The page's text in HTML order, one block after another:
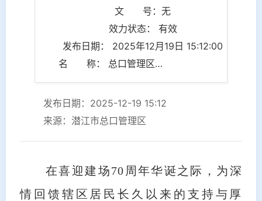
文 号：无
效力状态： 有效
发布日期： 2025年12月19日 15:12:00
名 称： 总口管理区召开2025年度肺癌早筛工作部署会 全力推进“医政联动”公益筛查项目
发布日期：2025-12-19 15:12
来源：潜江市总口管理区
在喜迎建场70周年华诞之际，为深
情回馈辖区居民长久以来的支持与厚